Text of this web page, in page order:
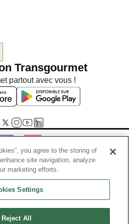
Transgourmet
partout avec vous !
alcooliques aux mineurs de
de 18 ans
est exigée au moment de la vente
de la santé publique, Aar.l.3342-1 et l.3353-3
you agree to the storing of
site navigation, analyze
marketing efforts.
Settings
Reject All